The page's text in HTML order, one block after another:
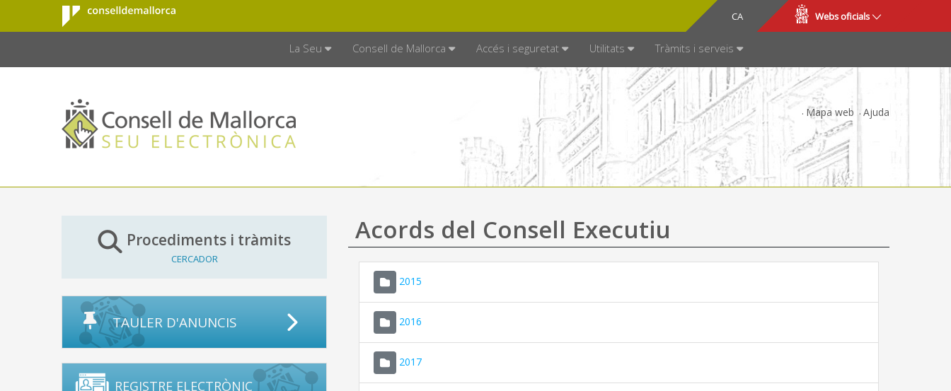
Salta al contingut principal
Consell de
Mallorca
CA
ES Webs oficials
La Seu Consell de Mallorca Accés i seguretat Utilitats Tràmits i serveis
Mapa web Ajuda
Procediments i tràmits
CERCADOR
TAULER D'ANUNCIS
REGISTRE ELECTRÒNIC
Acords del Consell Executiu
2015
2016
2017